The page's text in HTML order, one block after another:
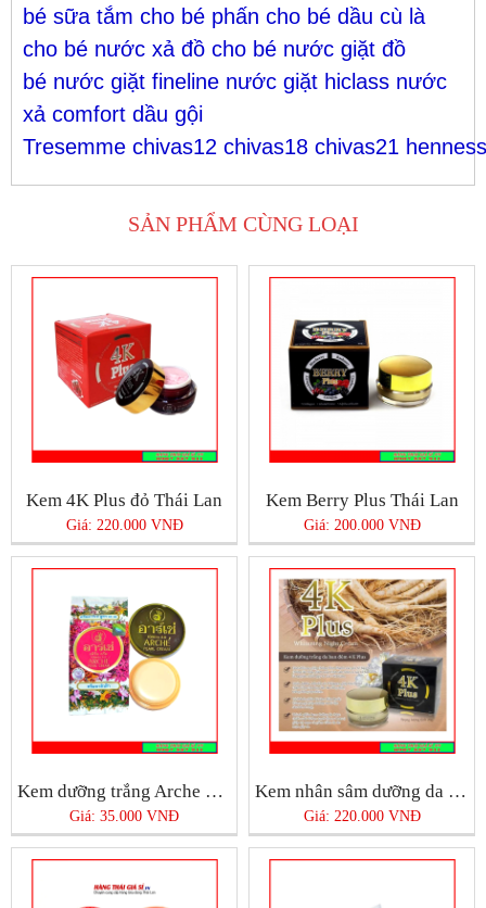
bé sữa tắm cho bé phấn cho bé dầu cù là
cho bé nước xả đồ cho bé nước giặt đồ
bé nước giặt fineline nước giặt hiclass nước
xả comfort dầu gội
Tresemme chivas12 chivas18 chivas21
SẢN PHẨM CÙNG LOẠI
Kem 4K Plus đỏ Thái Lan
Giá: 220.000 VNĐ
Kem Berry Plus Thái Lan
Giá: 200.000 VNĐ
Kem dưỡng trắng Arche Thái Lan
Giá: 35.000 VNĐ
Kem nhân sâm dưỡng da mặt ban đêm 4K Plus
Giá: 220.000 VNĐ